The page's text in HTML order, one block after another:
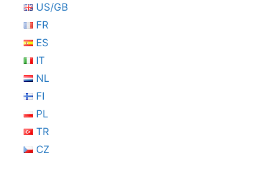
US/GB
FR
ES
IT
NL
FI
PL
TR
CZ